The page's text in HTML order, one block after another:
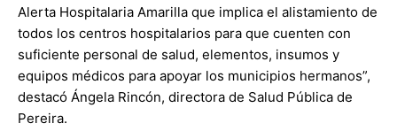
Alerta Hospitalaria Amarilla que implica el alistamiento de
todos los centros hospitalarios para que cuenten con
suficiente personal de salud, elementos, insumos y
equipos médicos para apoyar los municipios hermanos”,
destacó Ángela Rincón, directora de Salud Pública de
Pereira.